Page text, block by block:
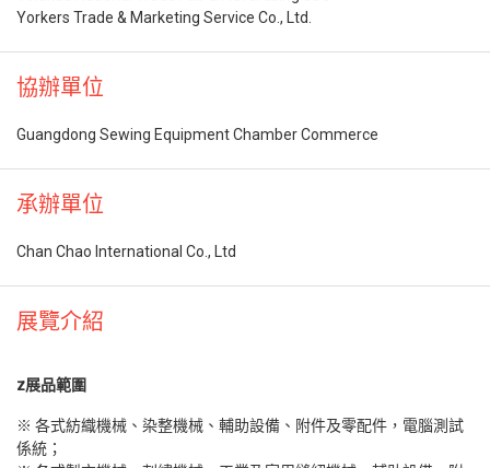
Yorkers Trade & Marketing Service Co., Ltd.
協辦單位
Guangdong Sewing Equipment Chamber Commerce
承辦單位
Chan Chao International Co., Ltd
展覽介紹
z展品範圍
※ 各式紡織機械、染整機械、輔助設備、附件及零配件，電腦測試
係統；